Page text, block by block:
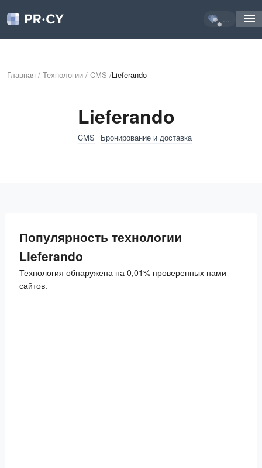
...
Главная / Технологии / CMS /Lieferando
Lieferando
CMS Бронирование и доставка
Популярность технологии
Lieferando
Технология обнаружена на 0,01% проверенных нами
сайтов.